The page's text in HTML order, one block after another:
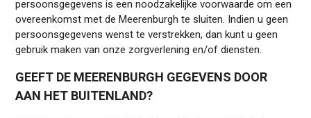
persoonsgegevens is een noodzakelijke voorwaarde om een
overeenkomst met de Meerenburgh te sluiten. Indien u geen
persoonsgegevens wenst te verstrekken, dan kunt u geen
gebruik maken van onze zorgverlening en/of diensten.
GEEFT DE MEERENBURGH GEGEVENS DOOR
AAN HET BUITENLAND?